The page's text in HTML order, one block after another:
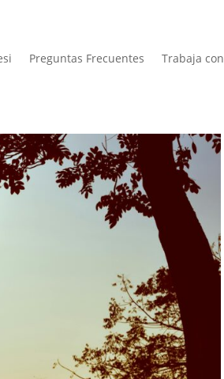
Preguntas Frecuentes Trabaja